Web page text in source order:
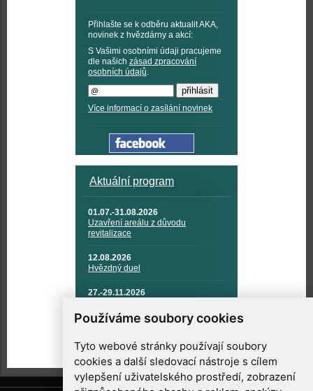
Používáme soubory cookies
Tyto webové stránky používají soubory
cookies a další sledovací nástroje s cílem
vylepšení uživatelského prostředí, zobrazení
Přihlašte se k odběru aktualit AKA,
novinek z hvězdárny a akcí:
S Vašimi osobními údaji pracujeme
dle našich zásad zpracování
osobních údajů.
Více informací o zasílání novinek
Aktuální program
01.07.-31.08.2026
Uzavření areálu z důvodu
revitalizace
12.08.2026
Hvězdný duel
27.-29.11.2026
TECHNIKA A KOSMICKÉ
TECHNOLOGIE